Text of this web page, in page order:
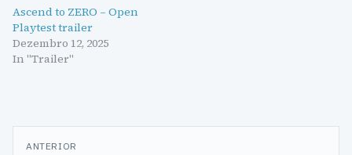
Ascend to ZERO – Open
Playtest trailer
Dezembro 12, 2025
In "Trailer"
Navegação
ANTERIOR